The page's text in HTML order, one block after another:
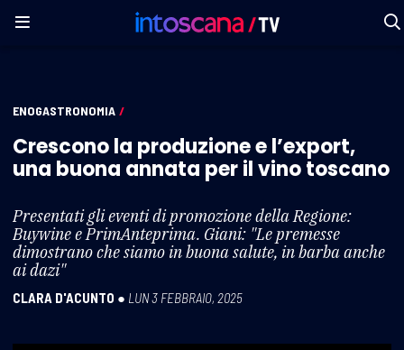
ENOGASTRONOMIA /
Crescono la produzione e l’export,
una buona annata per il vino toscano
Presentati gli eventi di promozione della Regione:
Buywine e PrimAnteprima. Giani: "Le premesse
dimostrano che siamo in buona salute, in barba anche
ai dazi"
CLARA D'ACUNTO ● LUN 3 FEBBRAIO, 2025